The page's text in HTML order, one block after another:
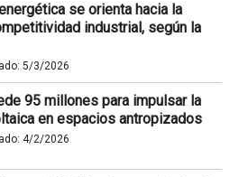
se orienta hacia la
industrial, según la
5/3/2026
95 millones para impulsar la
en espacios antropizados
4/2/2026